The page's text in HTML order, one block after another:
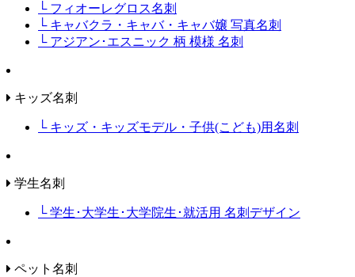
└ フィオーレグロス名刺
└ キャバクラ・キャバ・キャバ嬢 写真名刺
└ アジアン･エスニック 柄 模様 名刺
キッズ名刺
└ キッズ・キッズモデル・子供(こども)用名刺
学生名刺
└ 学生･大学生･大学院生･就活用 名刺デザイン
ペット名刺